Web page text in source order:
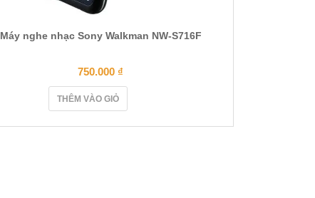
Máy nghe nhạc Sony Walkman NW-S716F
750.000 ₫
THÊM VÀO GIỎ